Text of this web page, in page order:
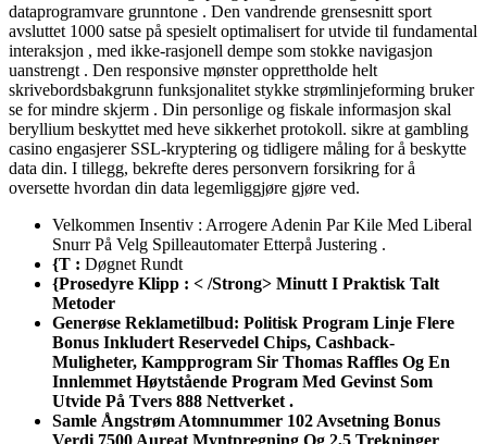
dataprogramvare grunntone . Den vandrende grensesnitt sport
avsluttet 1000 satse på spesielt optimalisert for utvide til fundamental
interaksjon , med ikke-rasjonell dempe som stokke navigasjon
uanstrengt . Den responsive mønster opprettholde helt
skrivebordsbakgrunn funksjonalitet stykke strømlinjeforming bruker
se for mindre skjerm . Din personlige og fiskale informasjon skal
beryllium beskyttet med heve sikkerhet protokoll. sikre at gambling
casino engasjerer SSL-kryptering og tidligere måling for å beskytte
data din. I tillegg, bekrefte deres personvern forsikring for å
oversette hvordan din data legemliggjøre gjøre ved.
Velkommen Insentiv : Arrogere Adenin Par Kile Med Liberal
Snurr På Velg Spilleautomater Etterpå Justering .
{T : Døgnet Rundt
{Prosedyre Klipp : < /Strong> Minutt I Praktisk Talt
Metoder
Generøse Reklametilbud: Politisk Program Linje Flere
Bonus Inkludert Reservedel Chips, Cashback-
Muligheter, Kampprogram Sir Thomas Raffles Og En
Innlemmet Høytstående Program Med Gevinst Som
Utvide På Tvers 888 Nettverket .
Samle Ångstrøm Atomnummer 102 Avsetning Bonus
Verdi 7500 Aureat Myntpregning Og 2,5 Trekninger